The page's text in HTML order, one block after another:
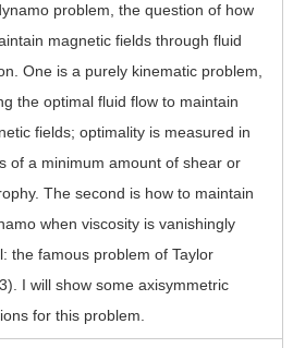
problem, the question of how
magnetic fields through fluid
One is a purely kinematic problem,
the optimal fluid flow to maintain
fields; optimality is measured in
of a minimum amount of shear or
The second is how to maintain
when viscosity is vanishingly
the famous problem of Taylor
I will show some axisymmetric
for this problem.